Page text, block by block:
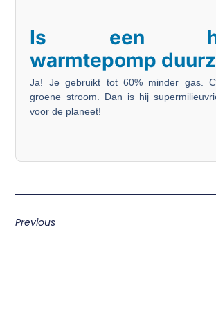
Is een
warmtepomp
Ja! Je gebruikt tot 60% minder gas.
groene stroom. Dan is hij
voor de planeet!
Previous